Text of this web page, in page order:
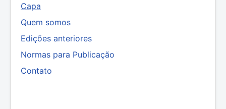
Capa
Quem somos
Edições anteriores
Normas para Publicação
Contato